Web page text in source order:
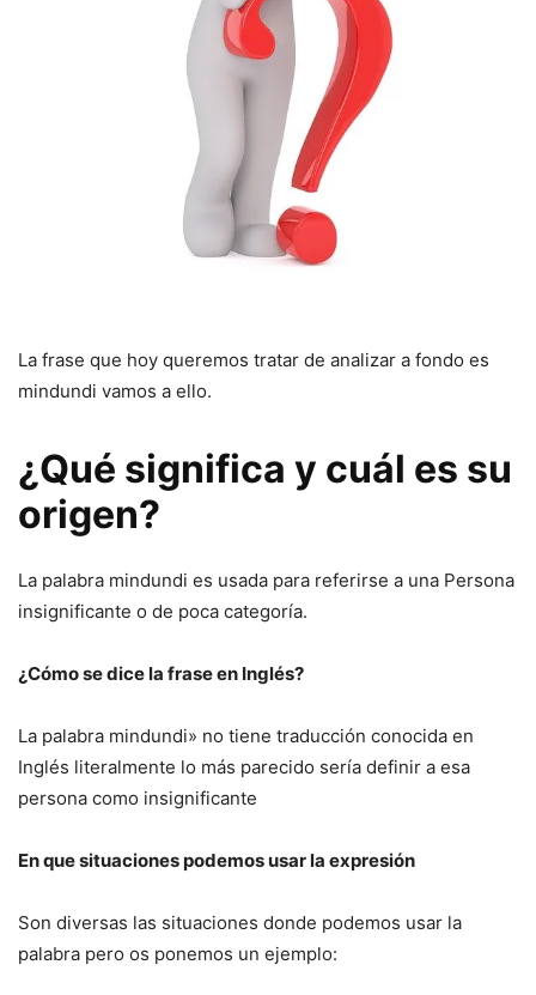
La frase que hoy queremos tratar de analizar a fondo es
mindundi vamos a ello.
¿Qué significa y cuál es su
origen?
La palabra mindundi es usada para referirse a una Persona
insignificante o de poca categoría.
¿Cómo se dice la frase en Inglés?
La palabra mindundi» no tiene traducción conocida en
Inglés literalmente lo más parecido sería definir a esa
persona como insignificante
En que situaciones podemos usar la expresión
Son diversas las situaciones donde podemos usar la
palabra pero os ponemos un ejemplo: